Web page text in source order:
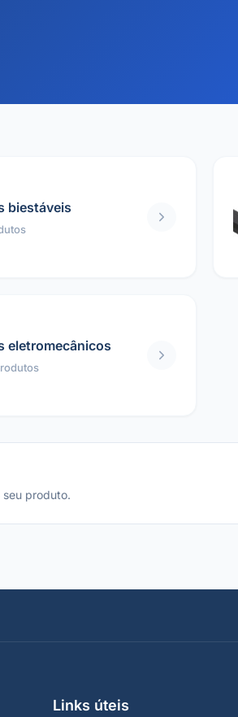
biestáveis
eletromecânicos
produto.
Links úteis